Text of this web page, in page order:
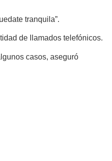
tranquila”.
de llamados telefónicos.
casos, aseguró